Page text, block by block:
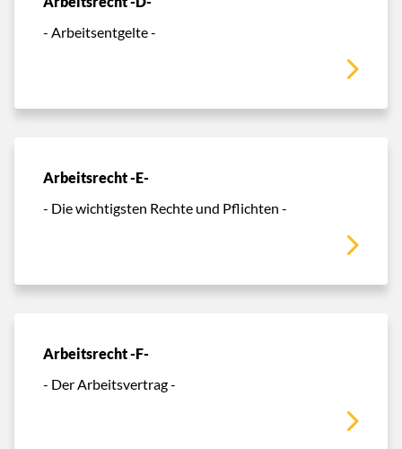
- Arbeitsentgelte -
Arbeitsrecht -E-
- Die wichtigsten Rechte und Pflichten -
Arbeitsrecht -F-
- Der Arbeitsvertrag -